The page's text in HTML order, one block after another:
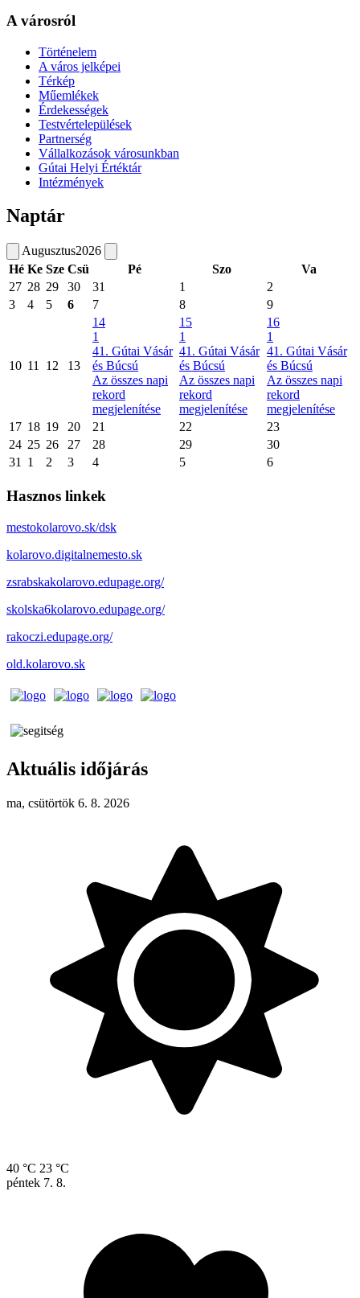
A városról
Történelem
A város jelképei
Térkép
Műemlékek
Érdekességek
Testvértelepülések
Partnerség
Vállalkozások városunkban
Gútai Helyi Értéktár
Intézmények
Naptár
Augusztus2026
Hé Ke Sze Csü Pé Szo
Va
27 28 29 30 31 1
2
3
4 5 6 7 8 9
10 11 12 13
14
1
41. Gútai Vásár
és Búcsú
Az összes napi
rekord
megjelenítése
15
1
41. Gútai Vásár
és Búcsú
Az összes napi
rekord
megjelenítése
16
1
41. Gútai Vásár
és Búcsú
Az összes napi
rekord
megjelenítése
17 18 19 20 21 22
23
24 25 26 27 28 29
30
31
1 2 3 4 5 6
Hasznos linkek
mestokolarovo.sk/dsk
kolarovo.digitalnemesto.sk
zsrabskakolarovo.edupage.org/
skolska6kolarovo.edupage.org/
rakoczi.edupage.org/
old.kolarovo.sk
Aktuális időjárás
ma, csütörtök 6. 8. 2026
40 °C 23 °C
péntek 7. 8.